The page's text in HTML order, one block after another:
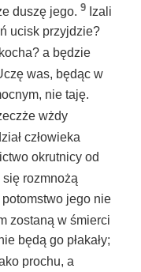
duszę jego. 9 Izali
ucisk przyjdzie?
a będzie
was, będąc w
nie taję.
wżdy
człowieka
okrutnicy od
się rozmnożą
jego nie
zostaną w śmierci
będą go płakały;
prochu, a